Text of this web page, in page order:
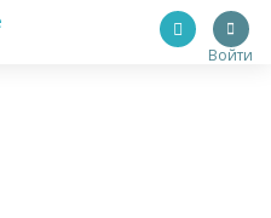
Войти